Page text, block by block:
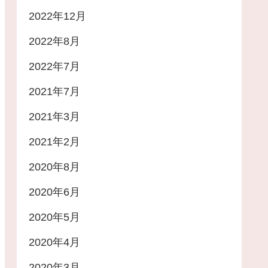
2022年12月
2022年8月
2022年7月
2021年7月
2021年3月
2021年2月
2020年8月
2020年6月
2020年5月
2020年4月